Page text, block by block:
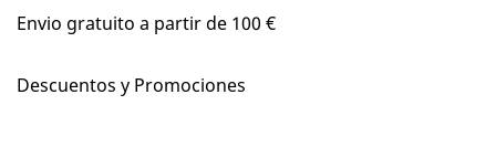
Envio gratuito a partir de 100 €
Descuentos y Promociones